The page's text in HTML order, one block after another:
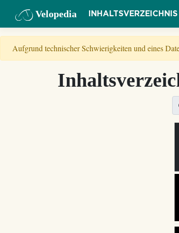
Velopedia INHALTSVERZEICHNIS
Aufgrund technischer Schwierigkeiten und eines